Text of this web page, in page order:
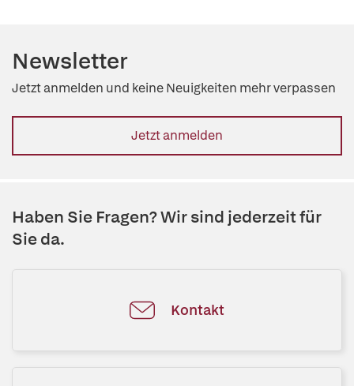
Newsletter
Jetzt anmelden und keine Neuigkeiten mehr verpassen
Jetzt anmelden
Haben Sie Fragen? Wir sind jederzeit für
Sie da.
Kontakt